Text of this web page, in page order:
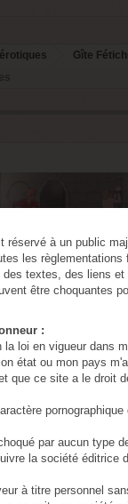
Gîte
View larger
dominatrices
Google+
réservé à un public
les règlementations
textes, des liens et
être choquantes
:
la loi en vigueur dans
état ou mon pays
que ce site a le droit
pornographique
par aucun type
la société éditrice
à titre personnel